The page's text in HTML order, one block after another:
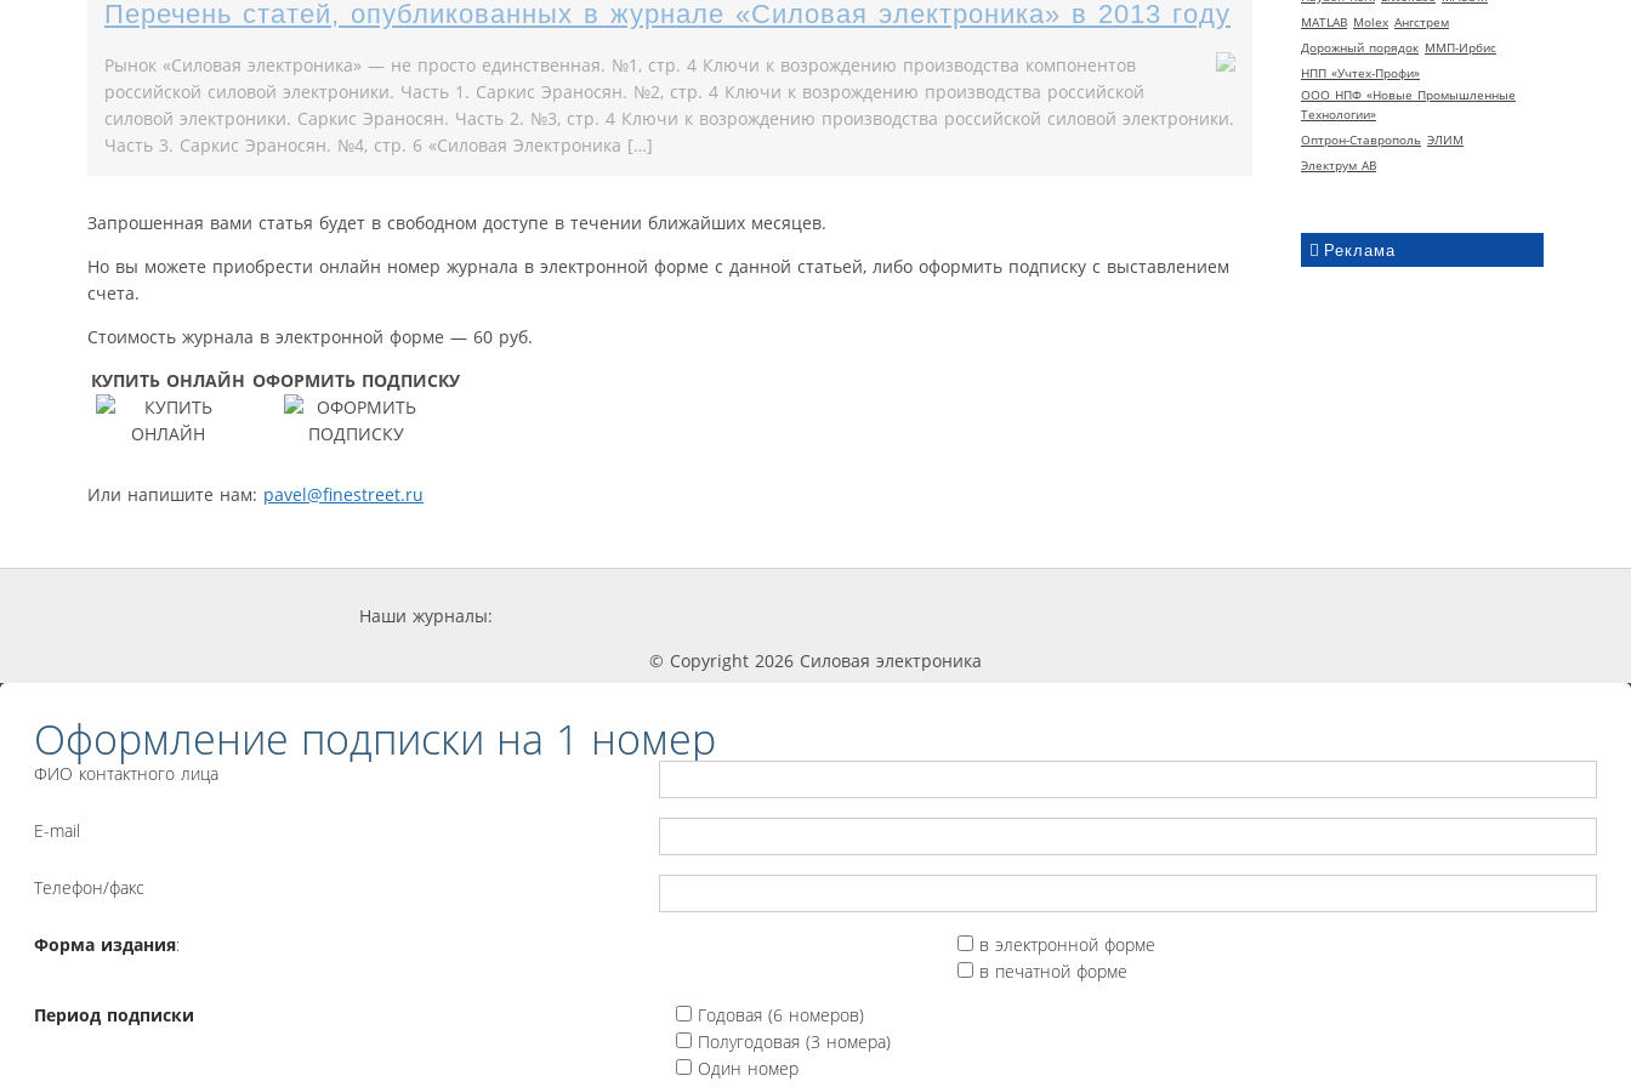
MATLAB Molex Ангстрем
Дорожный порядок ММП-Ирбис
НПП «Учтех-Профи»
ООО НПФ «Новые Промышленные
Технологии»
Оптрон-Ставрополь ЭЛИМ
Электрум АВ
Реклама
Перечень статей, опубликованных в журнале «Силовая электроника» в 2013 году
Рынок «Силовая электроника» — не просто единственная. №1, стр. 4 Ключи к возрождению производства компонентов
российской силовой электроники. Часть 1. Cаркис Эраносян. №2, стр. 4 Ключи к возрождению производства российской
силовой электроники. Cаркис Эраносян. Часть 2. №3, стр. 4 Ключи к возрождению производства российской силовой электроники.
Часть 3. Саркис Эраносян. №4, стр. 6 «Силовая Электроника […]
Запрошенная вами статья будет в свободном доступе в течении ближайших месяцев.
Но вы можете приобрести онлайн номер журнала в электронной форме с данной статьей, либо оформить подписку с выставлением
счета.
Стоимость журнала в электронной форме — 60 руб.
КУПИТЬ ОНЛАЙН ОФОРМИТЬ ПОДПИСКУ
Или напишите нам: pavel@finestreet.ru
Наши журналы:
© Copyright 2026 Силовая электроника
Оформление подписки на 1 номер
ФИО контактного лица
E-mail
Телефон/факс
Форма издания:
в электронной форме
в печатной форме
Период подписки
Годовая (6 номеров)
Полугодовая (3 номера)
Один номер